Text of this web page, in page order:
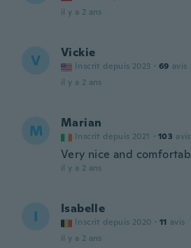
il y a 2 ans
V Vickie
Inscrit depuis 2023 · 69 avis
il y a 2 ans
M Marian
Inscrit depuis 2021 · 103 avis
Very nice and
il y a 2 ans
I Isabelle
Inscrit depuis 2020 · 11 avis
il y a 2 ans